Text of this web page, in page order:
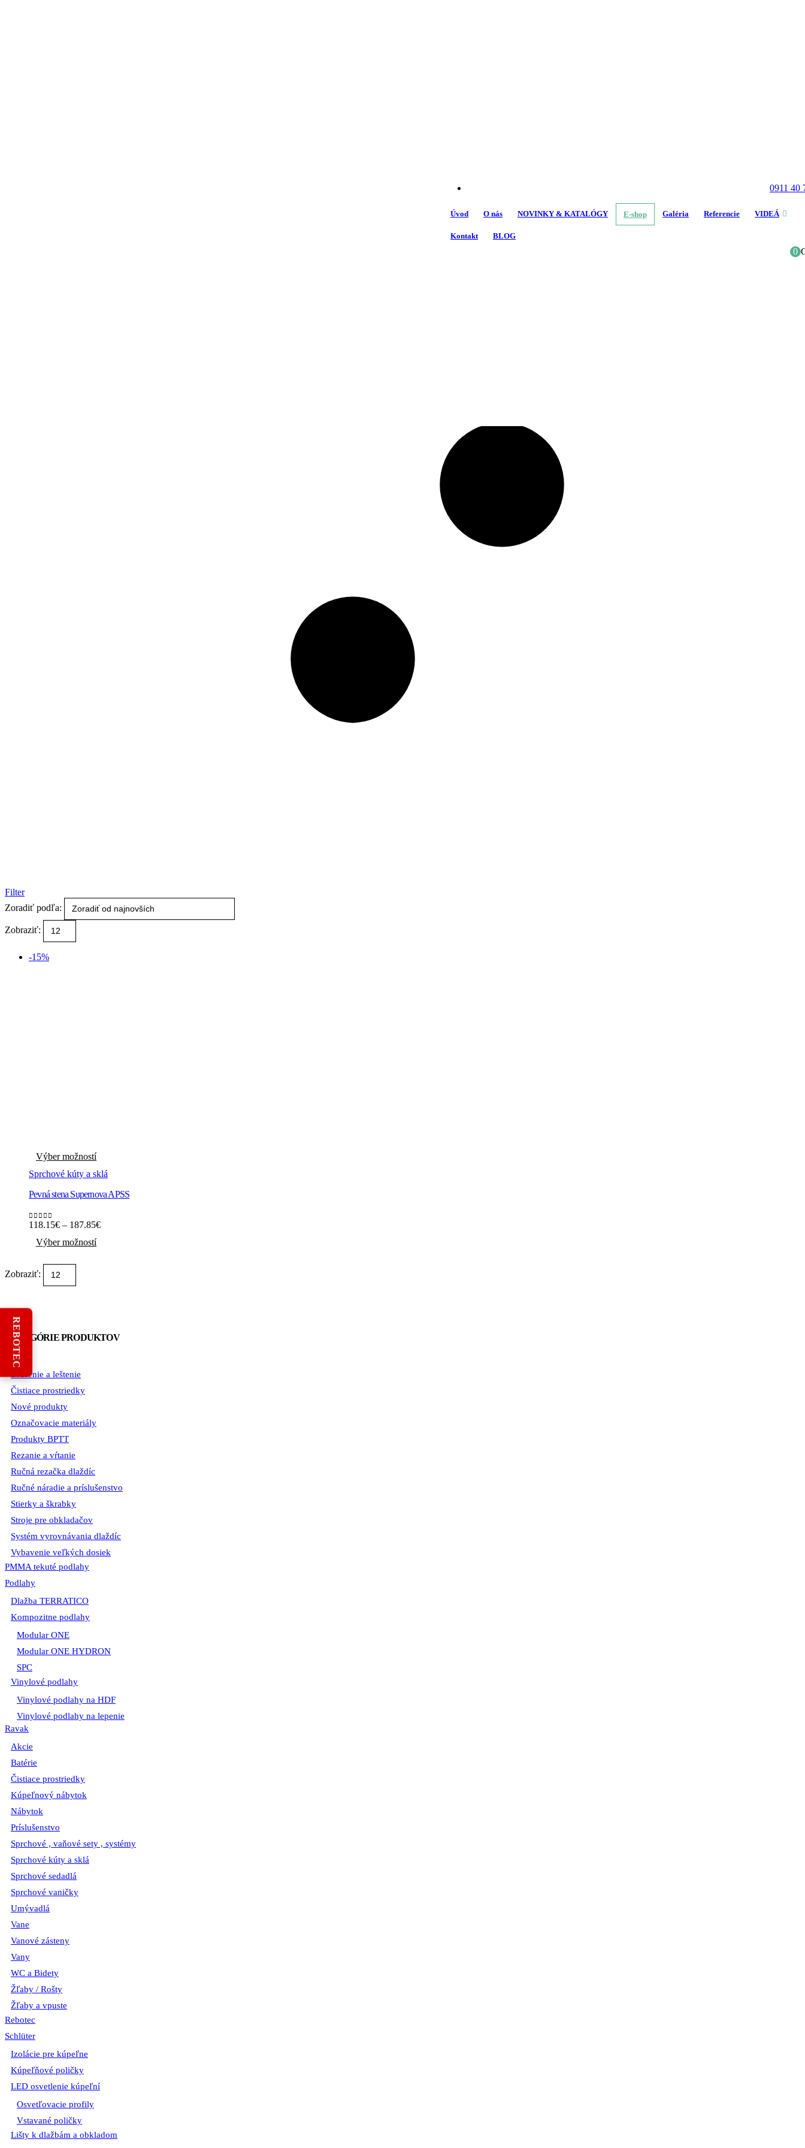
0911 40
Úvod O nás NOVINKY & KATALÓGY E-shop Galéria Referencie VIDEÁ
Kontakt BLOG
0
Filter
Zoradiť podľa:
Zobraziť:
-15%
Výber možností
má
viacero
variantov.
Sprchové kúty a sklá
Pevná stena Supernova APSS
out of 5
118.15€ – 187.85€Price
Výber možností
na
stránke
Zobraziť:
KATEGÓRIE PRODUKTOV
BIHUI
Brúsenie a leštenie
Čistiace prostriedky
Nové produkty
Označovacie materiály
Produkty BPTT
Rezanie a vŕtanie
Ručná rezačka dlaždíc
Ručné náradie a príslušenstvo
Stierky a škrabky
Stroje pre obkladačov
Systém vyrovnávania dlaždíc
Vybavenie veľkých dosiek
PMMA tekuté podlahy
Podlahy
Dlažba TERRATICO
Kompozitne podlahy
Modular ONE
Modular ONE HYDRON
SPC
Vinylové podlahy
Vinylové podlahy na HDF
Vinylové podlahy na lepenie
Ravak
Akcie
Batérie
Čistiace prostriedky
Kúpeľnový nábytok
Nábytok
Príslušenstvo
Sprchové , vaňové sety , systémy
Sprchové kúty a sklá
Sprchové sedadlá
Sprchové vaničky
Umývadlá
Vane
Vanové zásteny
Vany
WC a Bidety
Žľaby / Rošty
Žľaby a vpuste
Rebotec
Schlüter
Izolácie pre kúpeľne
Kúpeľňové poličky
LED osvetlenie kúpeľní
Osvetľovacie profily
Vstavané poličky
Lišty k dlažbám a obkladom
REBOTEC